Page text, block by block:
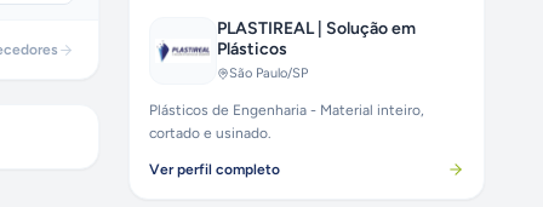
PLASTIREAL | Solução em
Plásticos
São Paulo/SP
Plásticos de Engenharia - Material inteiro,
cortado e usinado.
Ver perfil completo